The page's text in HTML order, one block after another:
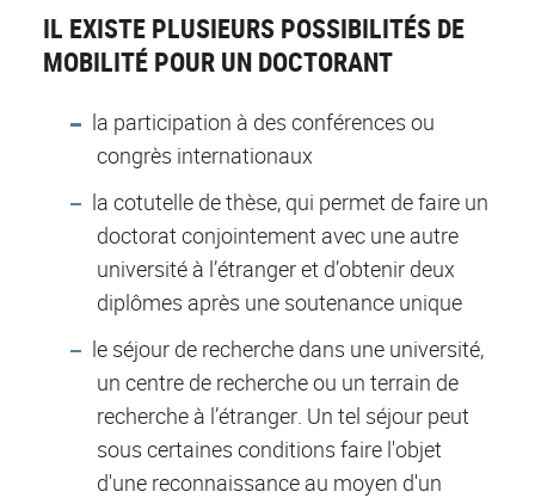
IL EXISTE PLUSIEURS POSSIBILITÉS DE
MOBILITÉ POUR UN DOCTORANT
la participation à des conférences ou
congrès internationaux
la cotutelle de thèse, qui permet de faire un
doctorat conjointement avec une autre
université à l’étranger et d’obtenir deux
diplômes après une soutenance unique
le séjour de recherche dans une université,
un centre de recherche ou un terrain de
recherche à l’étranger. Un tel séjour peut
sous certaines conditions faire l'objet
d'une reconnaissance au moyen d'un